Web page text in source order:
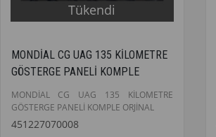
Tükendi
MONDİAL CG UAG 135 KİLOMETRE
GÖSTERGE PANELİ KOMPLE
ORJİNAL
MONDİAL CG UAG 135 KİLOMETRE
GÖSTERGE PANELİ KOMPLE ORJİNAL
451227070008